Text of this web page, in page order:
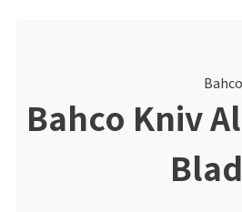
Bahco
Bahco Kniv